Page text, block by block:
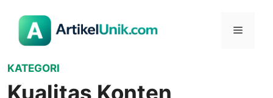
Menu
KATEGORI
Kualitas Konten